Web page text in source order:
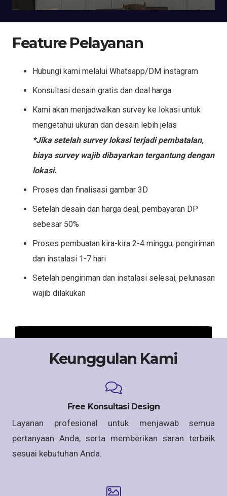
Feature Pelayanan
Hubungi kami melalui Whatsapp/DM instagram
Konsultasi desain gratis dan deal harga
Kami akan menjadwalkan survey ke lokasi untuk
mengetahui ukuran dan desain lebih jelas
*Jika setelah survey lokasi terjadi pembatalan,
biaya survey wajib dibayarkan tergantung dengan
lokasi.
Proses dan finalisasi gambar 3D
Setelah desain dan harga deal, pembayaran DP
sebesar 50%
Proses pembuatan kira-kira 2-4 minggu, pengiriman
dan instalasi 1-7 hari
Setelah pengiriman dan instalasi selesai, pelunasan
wajib dilakukan
Keunggulan Kami
Free Konsultasi Design
Layanan profesional untuk menjawab semua
pertanyaan Anda, serta memberikan saran terbaik
sesuai kebutuhan Anda.